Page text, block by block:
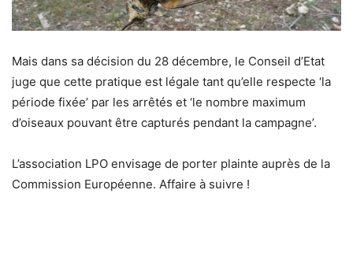
Mais dans sa décision du 28 décembre, le Conseil d’Etat
juge que cette pratique est légale tant qu’elle respecte ‘la
période fixée’ par les arrêtés et ‘le nombre maximum
d’oiseaux pouvant être capturés pendant la campagne’.
L’association LPO envisage de porter plainte auprès de la
Commission Européenne. Affaire à suivre !